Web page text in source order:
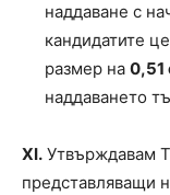
наддаване с
кандидатите
размер на 0,51
наддаването
ХI. Утвърждавам
представляващи